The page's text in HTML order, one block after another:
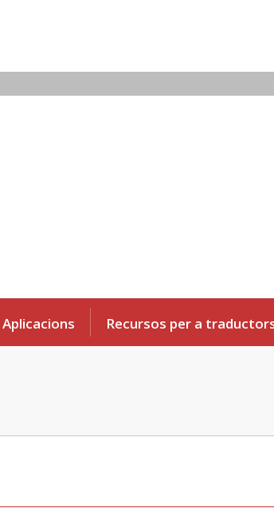
Aplicacions Recursos per a